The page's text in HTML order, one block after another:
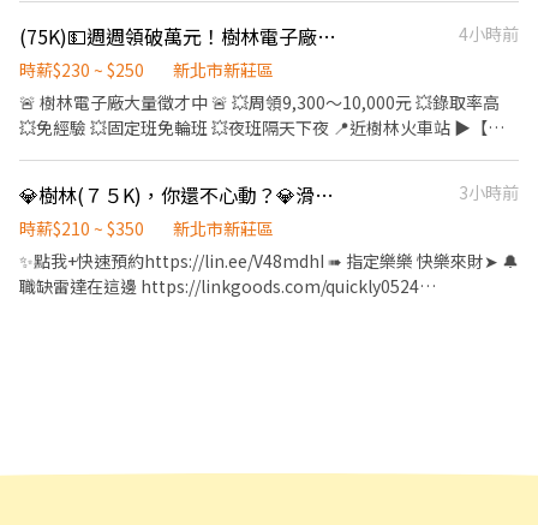
16:15~22:45 午班時薪 - 15:00~19:00 🏪智取店:(工作時段不同) : 早
班時薪 - 07:00~12:00、07:30~12:30、08:00~13:00、08:30~13:30
午班時薪 - 15:00~19:00 晚班時薪 - 17:30~21:30、18:00~22:00、
18:30~22:30、18:30~23:30 全班時薪(雙頭班) -
07:00~13:30+17:30~00:00 (上班約6~8小時) 夜班時薪 -
23:30~03:30 (上班約2~4小時) *臨時寄件店 新莊安國 - 智取店 早
1300-1700 或/ 午1630-2030 ⚠️每週需自劃4天~約排班2-4天（含
六或日可配合1天） ➡️工作內容：【提供完整線上教育訓練及店面
實習】 ✈ 工作內容 : 包裹收寄、搬運、盤點、理貨 / 商品銷售、門市
營運、環境整潔維護 / 上架排面貨款代收結帳 / 工作附近鄰店門市支
援 ✈ 實習完畢後獨立當班 ✨【薪資待遇】： ✨輪班8H：$30,000 起
領、週領 應徵方式：按立即應徵，加xingfu558
(75K)💵週週領破萬元！樹林電子廠2️⃣5️⃣0️⃣/H，快速上工賺高薪！
4小時前
時薪$230 ~ $250
新北市新莊區
🚨 樹林電子廠大量徵才中 🚨 💥周領9,300～10,000元 💥錄取率高
💥免經驗 💥固定班免輪班 💥夜班隔天下夜 📍近樹林火車站 ▶️【日
✔️測試組裝 ✔️產品檢驗 ❤️冷氣房 ❤️團膳 ❤️完整教育訓練 ❤️勞健
保、團保、勞退6% ❤️三節禮金／禮品 👩‍💼 招募專員｜薇薇 💚 官方
洽詢 ID：@346UNYTW 💎傳送門：https://lin.ee/Hdp4m9Z
💎樹林(７５K)，你還不心動？💎滑軌強檔高薪職缺💎便服上工💎免無塵衣💎週休二日💎
3小時前
時薪$210 ~ $350
新北市新莊區
✨點我+快速預約https://lin.ee/V48mdhI ➠ 指定樂樂 快樂來財➤ 🔔
職缺雷達在這邊 https://linkgoods.com/quickly0524